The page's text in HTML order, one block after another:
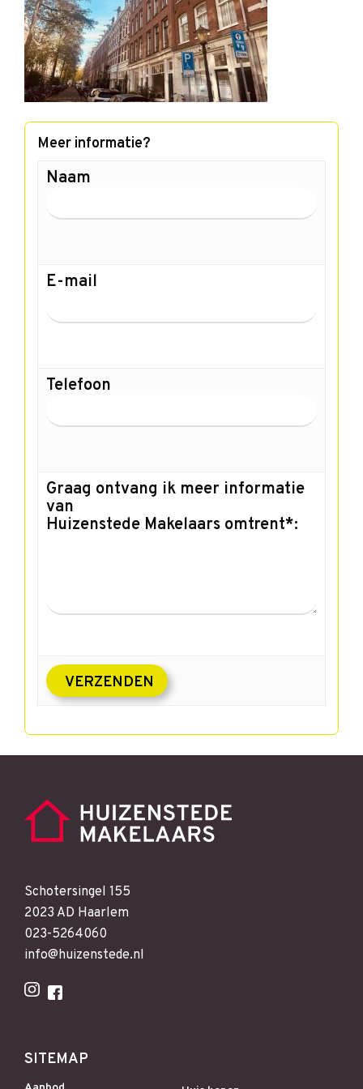
Meer informatie?
Naam
E-mail
Telefoon
Graag ontvang ik meer informatie
van
Huizenstede Makelaars omtrent*:
Schotersingel 155
2023 AD Haarlem
023-5264060
info@huizenstede.nl
SITEMAP